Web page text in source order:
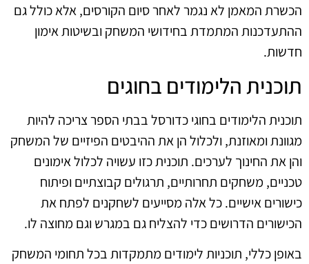
הכשרת המאמן לא נגמר לאחר סיום הקורסים, אלא כולל גם
ההתעדכנות המתמדת בחידושי המשחק ובשיטות אימון
חדשות.
תוכנית הלימודים בחוגים
תוכנית הלימודים בחוגי כדורסל בבתי הספר צריכה להיות
מגוונת ומאוזנת, ולכלול הן את ההיבטים הפיזיים של המשחק
והן את החינוך לערכים. תוכנית כזו עשויה לכלול אימונים
טכניים, משחקים תחרותיים, תרגולים קבוצתיים ופיתוח
כישורים אישיים. כל אלה מסייעים לשחקנים לפתח את
הכישורים הדרושים כדי להצליח גם במגרש וגם מחוצה לו.
באופן כללי, תוכניות לימודים מתמקדות בכל תחומי המשחק